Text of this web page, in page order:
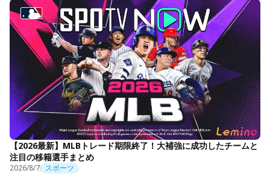
【2026最新】MLBトレード期限終了！大補強に成功したチームと
注目の移籍選手まとめ
2026/8/7 スポーツ